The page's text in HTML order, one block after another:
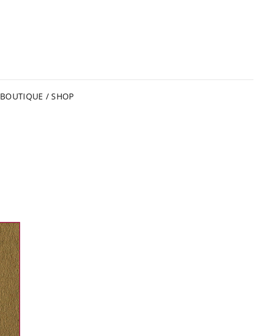
BOUTIQUE / SHOP